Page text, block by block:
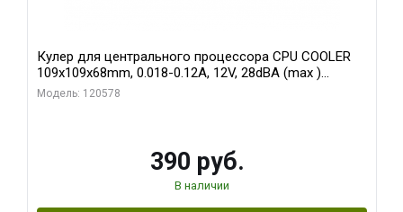
Кулер для центрального процессора CPU COOLER
109x109x68mm, 0.018-0.12A, 12V, 28dBA (max )
+/-10%
Модель: 120578
390 руб.
В наличии